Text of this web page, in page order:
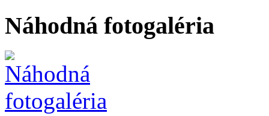
Náhodná fotogaléria